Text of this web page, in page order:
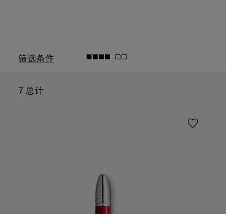
筛选条件
分类
7 总计